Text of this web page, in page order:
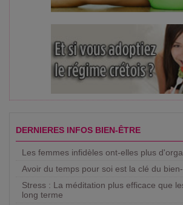
DERNIERES INFOS BIEN-ÊTRE
Les femmes infidèles ont-elles plus
Avoir du temps pour soi est la clé du
Stress : La méditation plus efficace que
long terme